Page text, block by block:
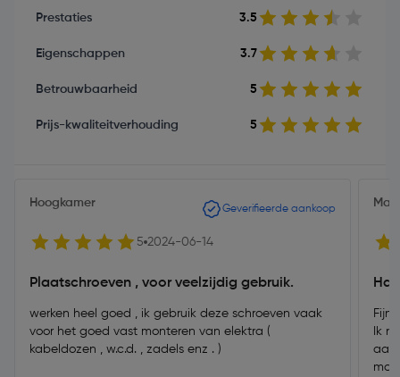
Prestaties 3.5
Eigenschappen 3.7
Betrouwbaarheid 5
Prijs-kwaliteitverhouding 5
Hoogkamer Geverifieerde aankoop
5 2024-06-14
Plaatschroeven , voor veelzijdig gebruik.
werken heel goed , ik gebruik deze schroeven vaak
voor het goed vast monteren van elektra (
kabeldozen , w.c.d. , zadels enz . )
Ik
aan